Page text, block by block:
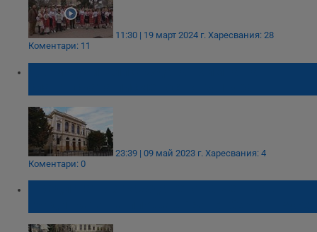
11:30 | 19 март 2024 г. Харесвания: 28
Коментари: 11
23:39 | 09 май 2023 г. Харесвания: 4
Коментари: 0